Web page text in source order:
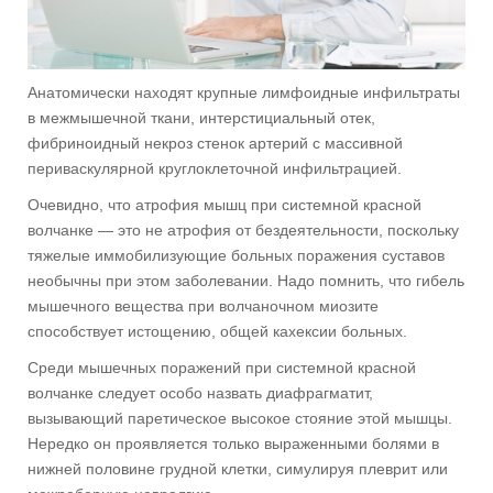
Анатомически находят крупные лимфоидные инфильтраты
в межмышечной ткани, интерстициальный отек,
фибриноидный некроз стенок артерий с массивной
периваскулярной круглоклеточной инфильтрацией.
Очевидно, что атрофия мышц при системной красной
волчанке — это не атрофия от бездеятельности, поскольку
тяжелые иммобилизующие больных поражения суставов
необычны при этом заболевании. Надо помнить, что гибель
мышечного вещества при волчаночном миозите
способствует истощению, общей кахексии больных.
Среди мышечных поражений при системной красной
волчанке следует особо назвать диафрагматит,
вызывающий паретическое высокое стояние этой мышцы.
Нередко он проявляется только выраженными болями в
нижней половине грудной клетки, симулируя плеврит или